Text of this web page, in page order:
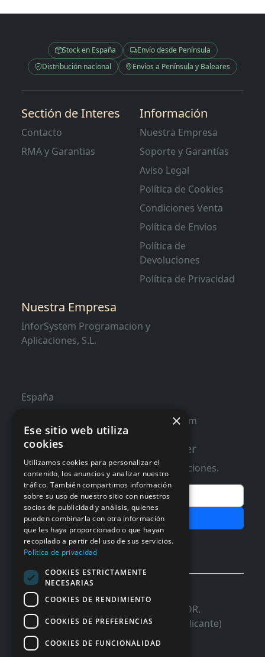
Stock en España
Envío desde Península
Distribución nacional
Envíos a Península y Baleares
Sectión de Interes
Contacto
RMA y Garantias
Información
Nuestra Empresa
Soporte y Garantías
Aviso Legal
Política de Cookies
Condiciones Venta
Política de Envíos
Política de
Devoluciones
Política de Privacidad
Nuestra Empresa
InforSystem Programacion y
Aplicaciones, S.L.
España
contacto@distribucioninformatica.com
Suscribete a nuestro Newsletter
Te informaremos de ofertas y promociones.
Email
Subscribir
Aceptar Politica dePrivacidad
© 2026 InforSystem Programacion y
Aplicaciones, S.L. CIF: B54337985 | C/DR.
Marañon, 17 Local 5 | 03680 - ASPE (Alicante)
×
Ese sitio web utiliza
cookies
Utilizamos cookies para personalizar el
contenido, los anuncios y analizar nuestro
tráfico. También compartimos información
sobre su uso de nuestro sitio con nuestros
socios de publicidad y análisis, quienes
pueden combinarla con otra información
que les haya proporcionado o que hayan
recopilado a partir del uso de sus servicios.
Política de privacidad
COOKIES ESTRICTAMENTE
NECESARIAS
COOKIES DE RENDIMIENTO
COOKIES DE PREFERENCIAS
COOKIES DE FUNCIONALIDAD